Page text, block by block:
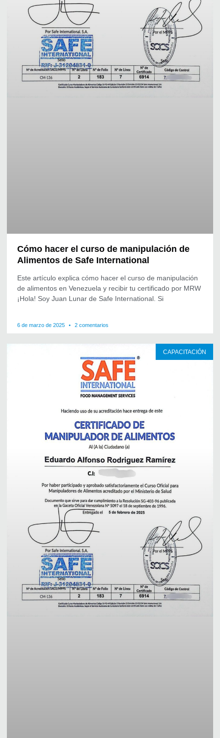
Cómo hacer el curso de manipulación de
Alimentos de Safe International
Este artículo explica cómo hacer el curso de manipulación
de alimentos en Venezuela y recibir tu certificado por MRW
¡Hola! Soy Juan Lunar de Safe International. Si
6 de marzo de 2025 2 comentarios
CAPACITACIÓN